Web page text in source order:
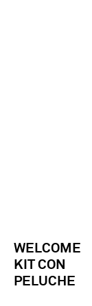
WELCOME
KIT CON
PELUCHE